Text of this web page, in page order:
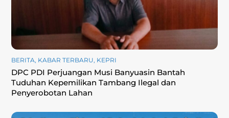
BERITA, KABAR TERBARU, KEPRI
DPC PDI Perjuangan Musi Banyuasin Bantah
Tuduhan Kepemilikan Tambang Ilegal dan
Penyerobotan Lahan